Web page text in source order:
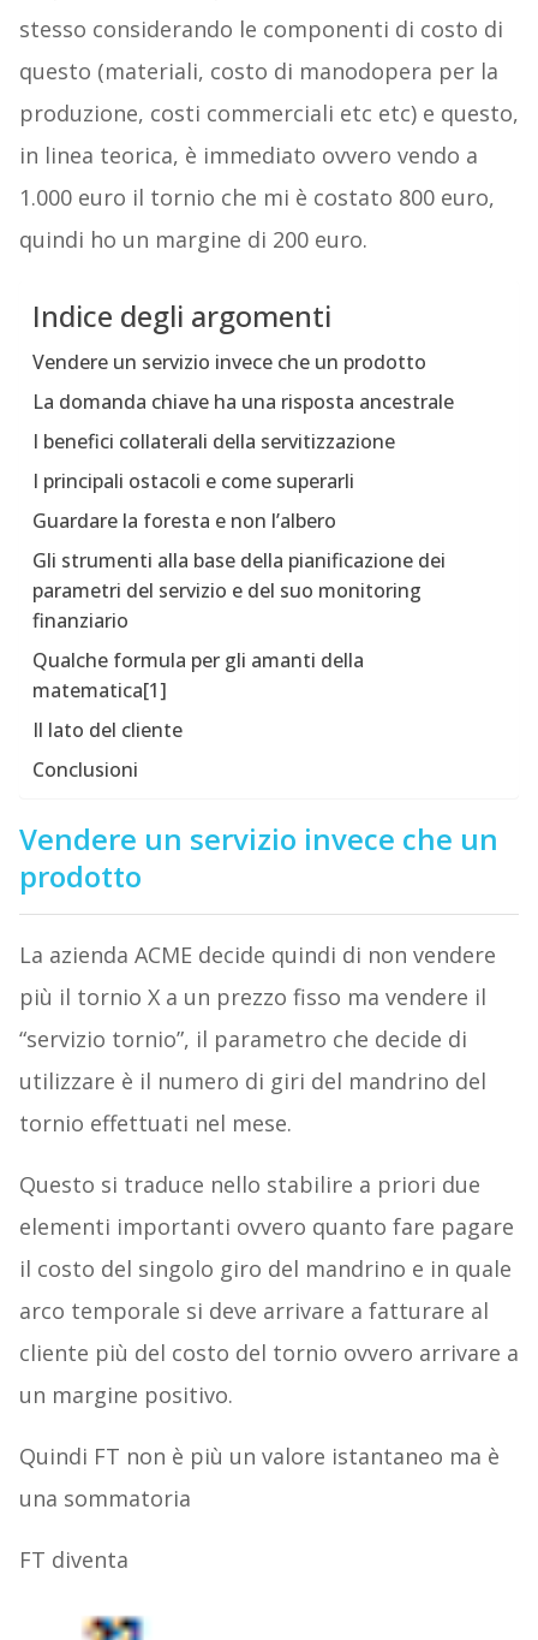
stesso considerando le componenti di costo di
questo (materiali, costo di manodopera per la
produzione, costi commerciali etc etc) e questo,
in linea teorica, è immediato ovvero vendo a
1.000 euro il tornio che mi è costato 800 euro,
quindi ho un margine di 200 euro.
Indice degli argomenti
Vendere un servizio invece che un prodotto
La domanda chiave ha una risposta ancestrale
I benefici collaterali della servitizzazione
I principali ostacoli e come superarli
Guardare la foresta e non l’albero
Gli strumenti alla base della pianificazione dei
parametri del servizio e del suo monitoring
finanziario
Qualche formula per gli amanti della
matematica[1]
Il lato del cliente
Conclusioni
Vendere un servizio invece che un
prodotto
La azienda ACME decide quindi di non vendere
più il tornio X a un prezzo fisso ma vendere il
“servizio tornio”, il parametro che decide di
utilizzare è il numero di giri del mandrino del
tornio effettuati nel mese.
Questo si traduce nello stabilire a priori due
elementi importanti ovvero quanto fare pagare
il costo del singolo giro del mandrino e in quale
arco temporale si deve arrivare a fatturare al
cliente più del costo del tornio ovvero arrivare a
un margine positivo.
Quindi FT non è più un valore istantaneo ma è
una sommatoria
FT diventa